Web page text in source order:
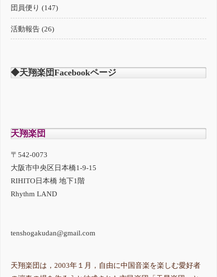
団員便り (147)
活動報告 (26)
◆天翔楽団Facebookページ
天翔楽団
〒542-0073
大阪市中央区日本橋1-9-15
RIHITO日本橋 地下1階
Rhythm LAND
tenshogakudan@gmail.com
天翔楽団は，2003年１月，自由に中国音楽を楽しむ愛好者